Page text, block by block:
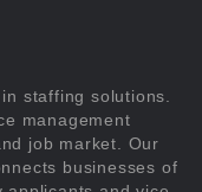
staffing solutions.
management
job market. Our
businesses of